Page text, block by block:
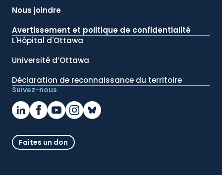
Nous joindre
Avertissement et politique de confidentialité
L'Hôpital d'Ottawa
Université d’Ottawa
Déclaration de reconnaissance du territoire
Suivez-nous
Faites un don